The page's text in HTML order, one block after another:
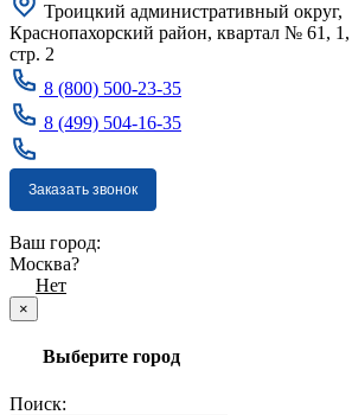
Троицкий административный округ,
Краснопахорский район, квартал № 61, 1,
стр. 2
8 (800) 500-23-35
8 (499) 504-16-35
Заказать звонок
Ваш город:
Москва?
Нет
×
Выберите город
Поиск: